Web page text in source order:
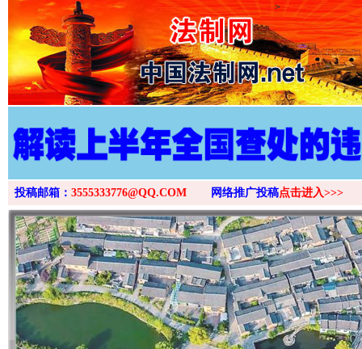
>
投稿邮箱： 3555333776@QQ.COM 网络推广投稿点击进入>>>